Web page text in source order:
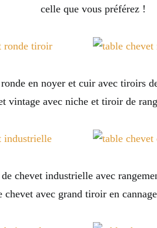
celle que vous préférez !
en noyer et cuir avec tiroirs
vintage avec niche et tiroir de
chevet industrielle avec
chevet avec grand tiroir en